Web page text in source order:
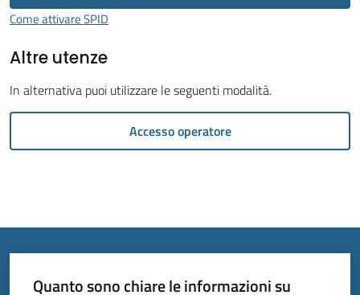
gli
Seguici
Come attivare SPID
Altre utenze
In alternativa puoi utilizzare le seguenti modalità.
Accesso operatore
Quanto sono chiare le informazioni su